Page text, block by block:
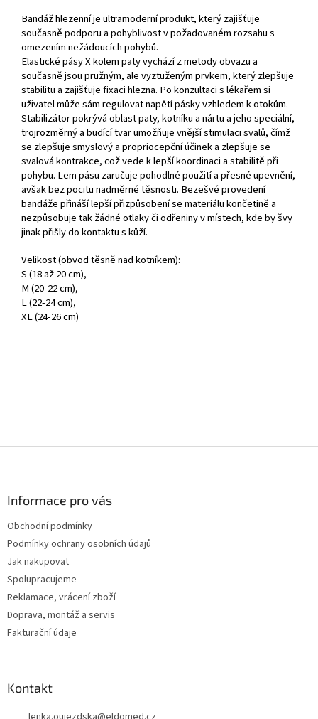
Bandáž hlezenní je ultramoderní produkt, který zajišťuje
současně podporu a pohyblivost v požadovaném rozsahu s
omezením nežádoucích pohybů.
Elastické pásy X kolem paty vychází z metody obvazu a
současně jsou pružným, ale vyztuženým prvkem, který zlepšuje
stabilitu a zajišťuje fixaci hlezna. Po konzultaci s lékařem si
uživatel může sám regulovat napětí pásky vzhledem k otokům.
Stabilizátor pokrývá oblast paty, kotníku a nártu a jeho speciální,
trojrozměrný a budící tvar umožňuje vnější stimulaci svalů, čímž
se zlepšuje smyslový a propriocepční účinek a zlepšuje se
svalová kontrakce, což vede k lepší koordinaci a stabilitě při
pohybu. Lem pásu zaručuje pohodlné použití a přesné upevnění,
avšak bez pocitu nadměrné těsnosti. Bezešvé provedení
bandáže přináší lepší přizpůsobení se materiálu končetině a
nezpůsobuje tak žádné otlaky či odřeniny v místech, kde by švy
jinak přišly do kontaktu s kůží.
Velikost (obvod těsně nad kotníkem):
S (18 až 20 cm),
M (20-22 cm),
L (22-24 cm),
XL (24-26 cm)
Informace pro vás
Obchodní podmínky
Podmínky ochrany osobních údajů
Jak nakupovat
Spolupracujeme
Reklamace, vrácení zboží
Doprava, montáž a servis
Fakturační údaje
Kontakt